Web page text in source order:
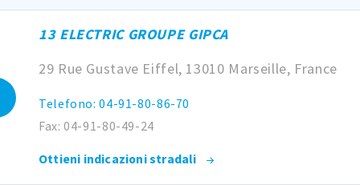
13 ELECTRIC GROUPE GIPCA
29 Rue Gustave Eiffel, 13010 Marseille, France
Telefono: 04-91-80-86-70
Fax: 04-91-80-49-24
Ottieni indicazioni stradali